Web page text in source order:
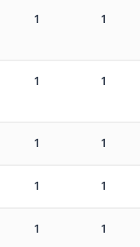
1 1
1 1
1 1
1 1
1 1